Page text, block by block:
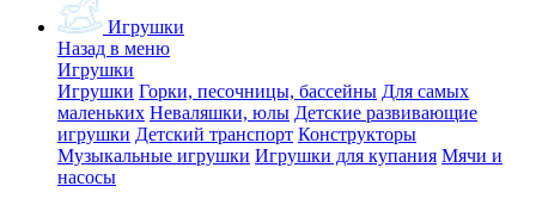
Игрушки
Назад в меню
Игрушки
Игрушки Горки, песочницы, бассейны Для самых
маленьких Неваляшки, юлы Детские развивающие
игрушки Детский транспорт Конструкторы
Музыкальные игрушки Игрушки для купания Мячи и
насосы